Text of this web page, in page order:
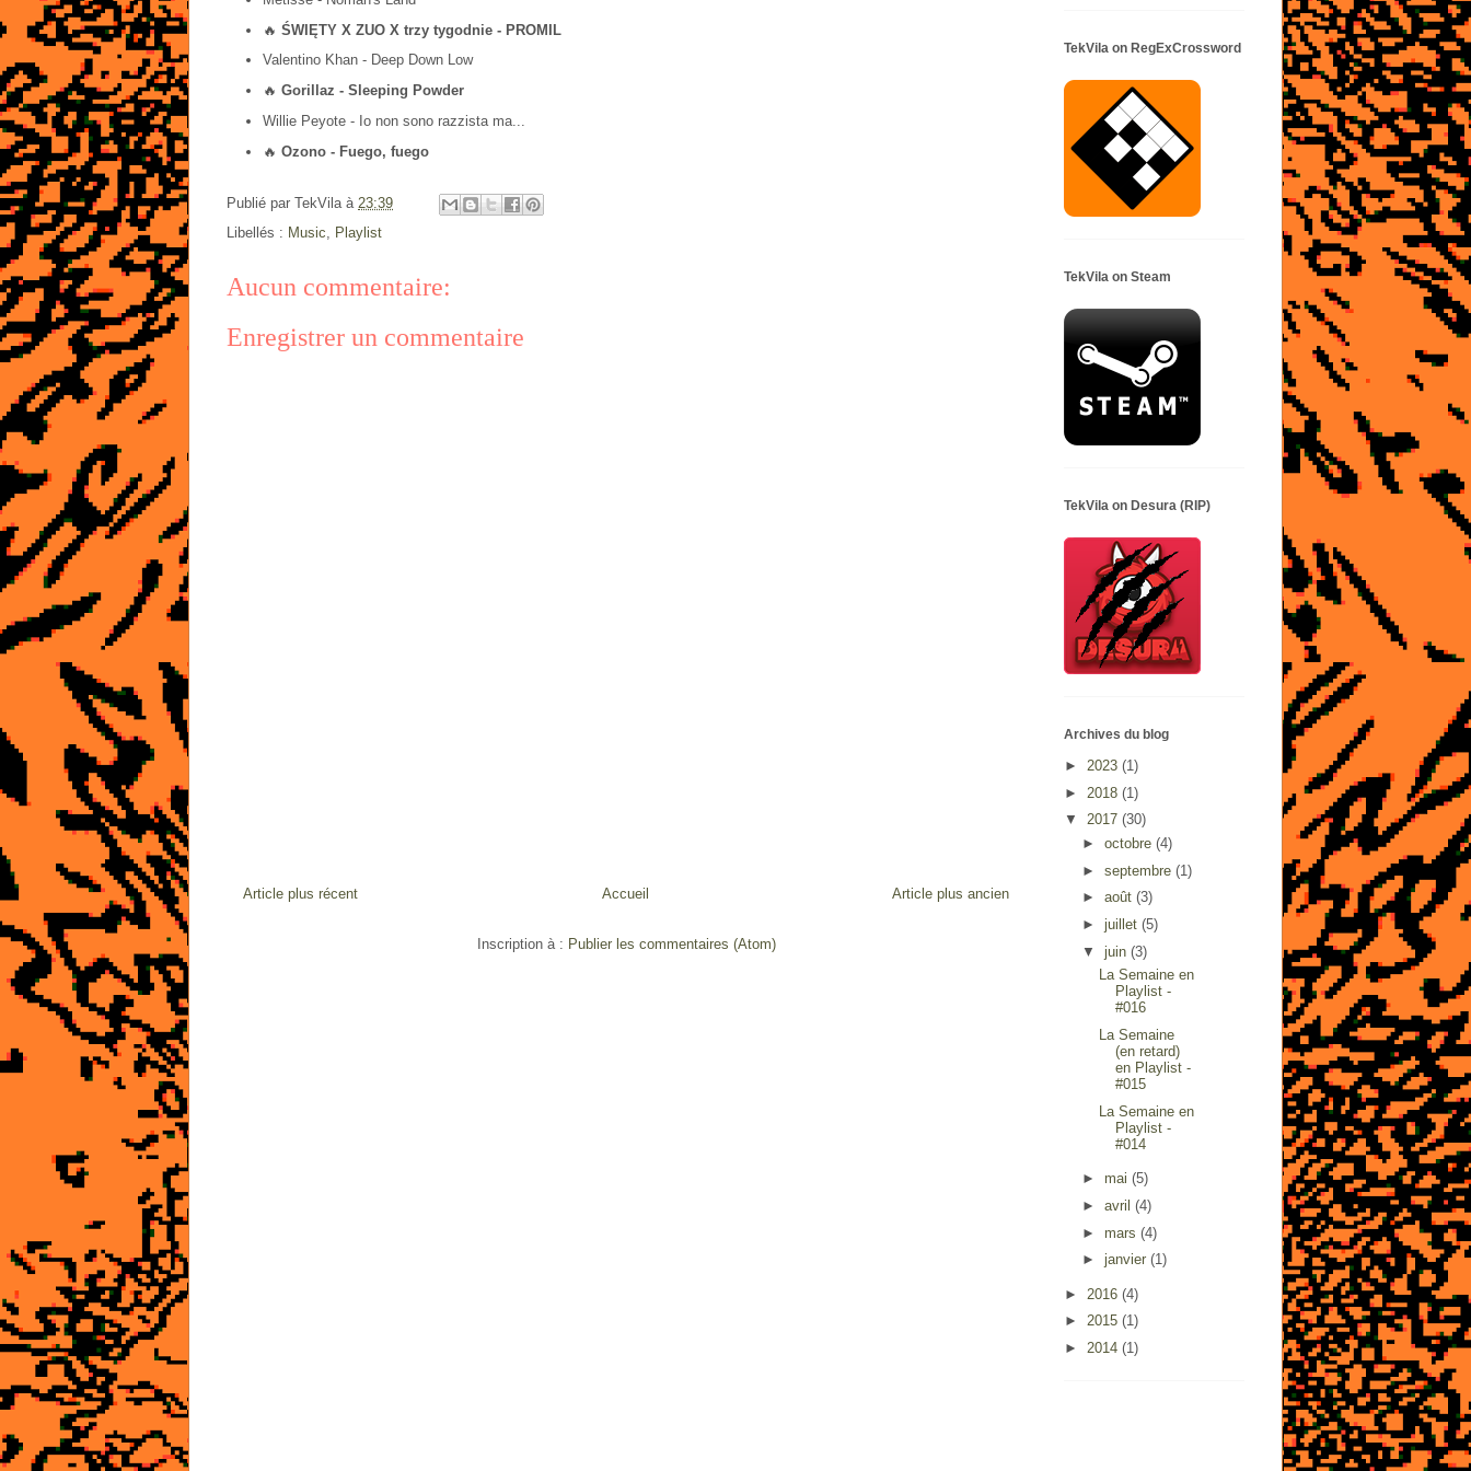
🔥 ŚWIĘTY X ZUO X trzy tygodnie - PROMIL
Valentino Khan - Deep Down Low
🔥 Gorillaz - Sleeping Powder
Willie Peyote - Io non sono razzista ma...
🔥 Ozono - Fuego, fuego
Publié par TekVila à 23:39
Libellés : Music Playlist
Aucun commentaire:
Enregistrer un commentaire
Article plus récent Article plus ancien
Accueil
Inscription à : Publier les commentaires (Atom)
TekVila on RegExCrossword
TekVila on Steam
TekVila on Desura (RIP)
Archives du blog
► 2023 (1)
► 2018 (1)
▼ 2017 (30)
► octobre (4)
► septembre (1)
► août (3)
► juillet (5)
▼ juin (3)
La Semaine en
Playlist -
#016
La Semaine
(en retard)
en Playlist -
#015
La Semaine en
Playlist -
#014
► mai (5)
► avril (4)
► mars (4)
► janvier (1)
► 2016 (4)
► 2015 (1)
► 2014 (1)